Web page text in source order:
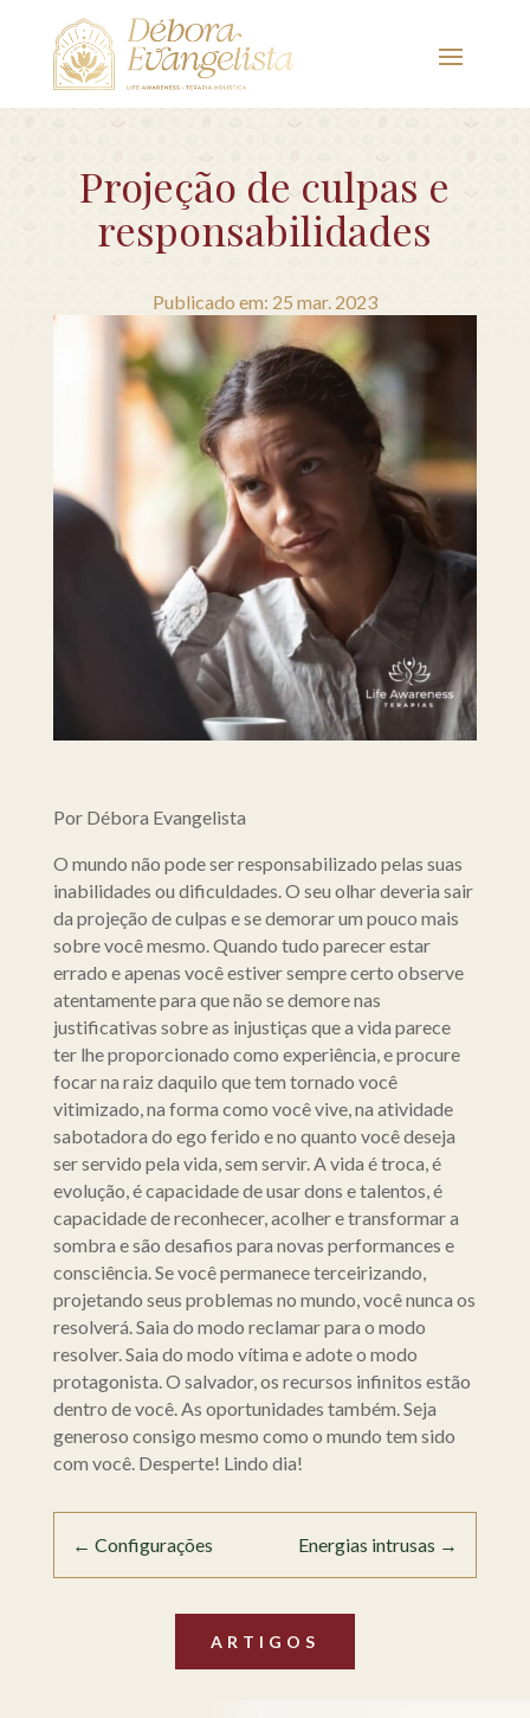
Projeção de culpas e
responsabilidades
Publicado em: 25 mar. 2023
Por Débora Evangelista
O mundo não pode ser responsabilizado pelas suas
inabilidades ou dificuldades. O seu olhar deveria sair
da projeção de culpas e se demorar um pouco mais
sobre você mesmo. Quando tudo parecer estar
errado e apenas você estiver sempre certo observe
atentamente para que não se demore nas
justificativas sobre as injustiças que a vida parece
ter lhe proporcionado como experiência, e procure
focar na raiz daquilo que tem tornado você
vitimizado, na forma como você vive, na atividade
sabotadora do ego ferido e no quanto você deseja
ser servido pela vida, sem servir. A vida é troca, é
evolução, é capacidade de usar dons e talentos, é
capacidade de reconhecer, acolher e transformar a
sombra e são desafios para novas performances e
consciência. Se você permanece terceirizando,
projetando seus problemas no mundo, você nunca os
resolverá. Saia do modo reclamar para o modo
resolver. Saia do modo vítima e adote o modo
protagonista. O salvador, os recursos infinitos estão
dentro de você. As oportunidades também. Seja
generoso consigo mesmo como o mundo tem sido
com você. Desperte! Lindo dia!
← Configurações Energias intrusas →
ARTIGOS